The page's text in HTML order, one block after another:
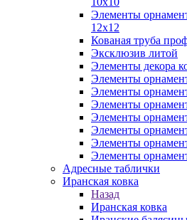
Элементы
12х12
Кованая труба
Эксклюзив литой
Элементы декора
Элементы
Элементы
Элементы
Элементы
Элементы
Элементы
Элементы
Адресные таблички
Иранская ковка
Назад
Иранская ковка